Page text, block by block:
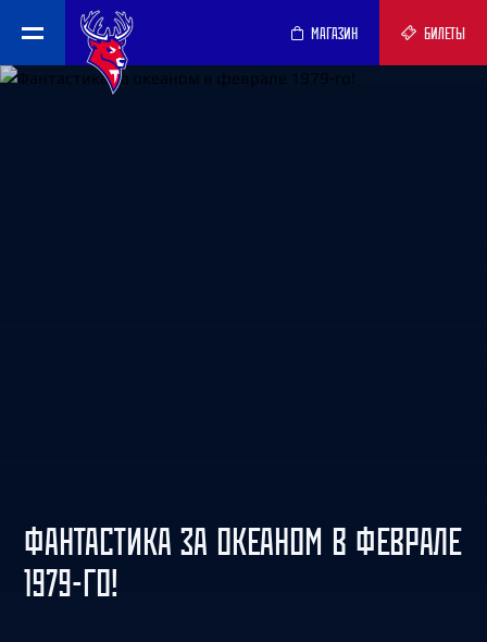
МАГАЗИН БИЛЕТЫ
ФАНТАСТИКА ЗА ОКЕАНОМ В ФЕВРАЛЕ
1979-ГО!